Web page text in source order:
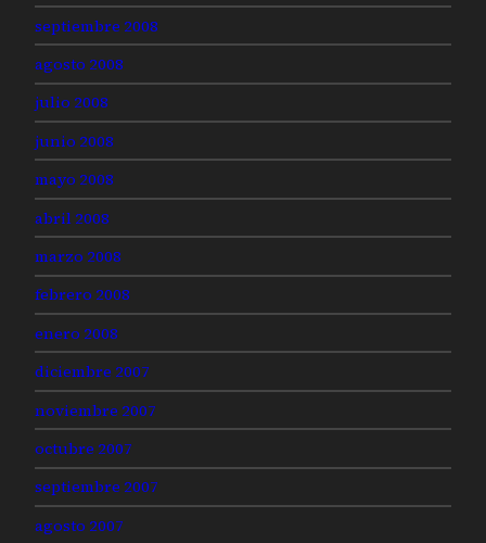
septiembre 2008
agosto 2008
julio 2008
junio 2008
mayo 2008
abril 2008
marzo 2008
febrero 2008
enero 2008
diciembre 2007
noviembre 2007
octubre 2007
septiembre 2007
agosto 2007